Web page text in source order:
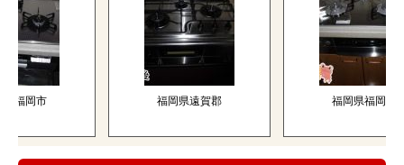
市 福岡県遠賀郡 福岡県福岡市